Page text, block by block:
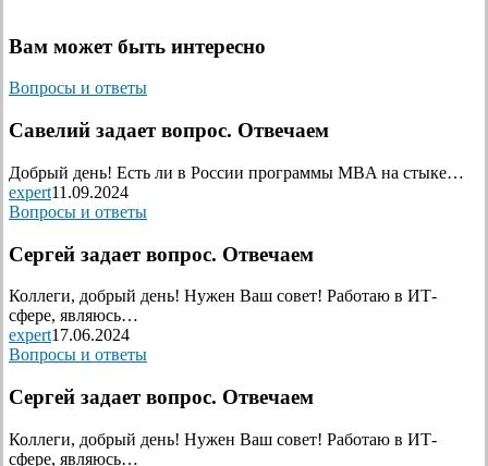
Вам может быть интересно
Вопросы и ответы
Савелий задает вопрос. Отвечаем
Добрый день! Есть ли в России программы MBA на стыке…
expert11.09.2024
Вопросы и ответы
Сергей задает вопрос. Отвечаем
Коллеги, добрый день! Нужен Ваш совет! Работаю в ИТ-
сфере, являюсь…
expert17.06.2024
Вопросы и ответы
Сергей задает вопрос. Отвечаем
Коллеги, добрый день! Нужен Ваш совет! Работаю в ИТ-
сфере, являюсь…